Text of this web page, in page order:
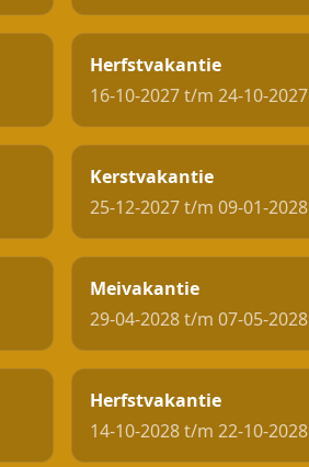
Herfstvakantie
16-10-2027 t/m 24-10-2027
Kerstvakantie
25-12-2027 t/m 09-01-2028
Meivakantie
29-04-2028 t/m 07-05-2028
Herfstvakantie
14-10-2028 t/m 22-10-2028